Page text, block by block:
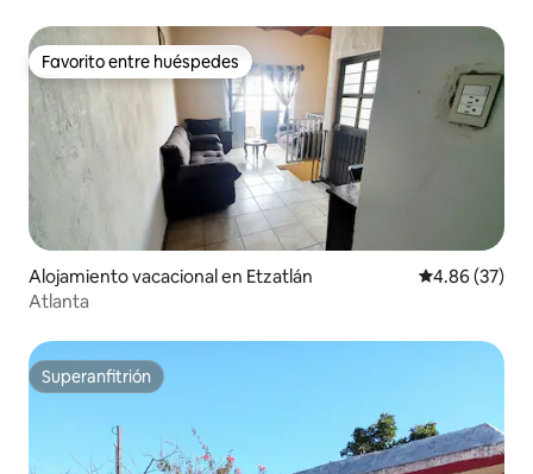
Favorito entre huéspedes
Favorito entre huéspedes
Alojamiento vacacional en Etzatlán Calificación
4.86 (37)
Atlanta
Superanfitrión
Superanfitrión